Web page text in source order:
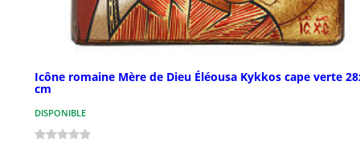
Icône romaine Mère de Dieu Éléousa Kykkos cape verte
cm
DISPONIBLE